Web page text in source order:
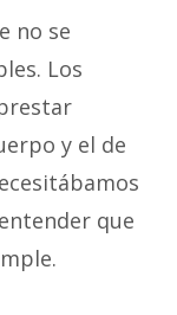
no se
Los
y el de
que